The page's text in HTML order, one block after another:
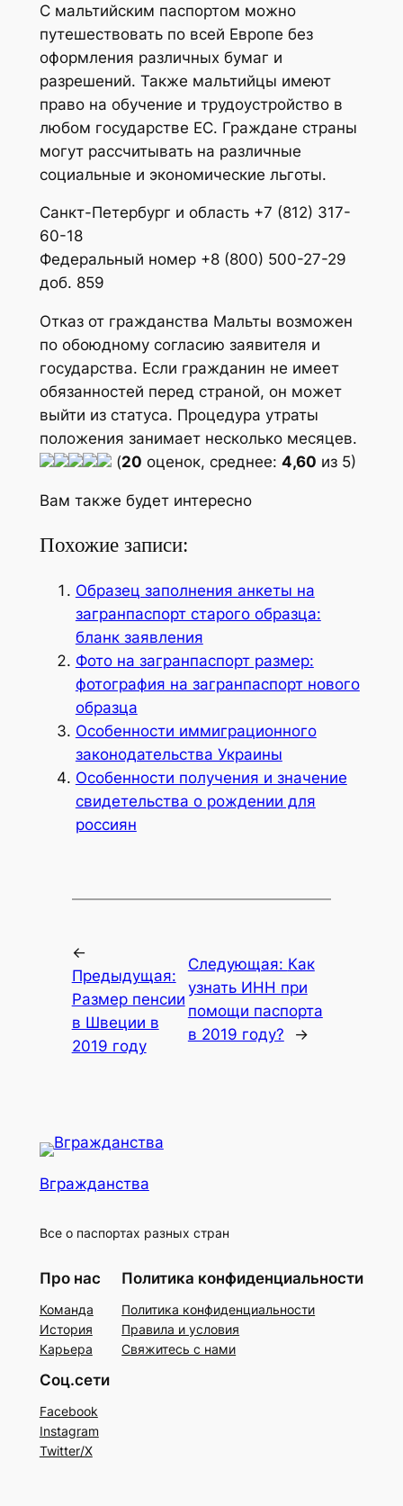
С мальтийским паспортом можно
путешествовать по всей Европе без
оформления различных бумаг и
разрешений. Также мальтийцы имеют
право на обучение и трудоустройство в
любом государстве ЕС. Граждане страны
могут рассчитывать на различные
социальные и экономические льготы.
Санкт-Петербург и область +7 (812) 317-
60-18
Федеральный номер +8 (800) 500-27-29
доб. 859
Отказ от гражданства Мальты возможен
по обоюдному согласию заявителя и
государства. Если гражданин не имеет
обязанностей перед страной, он может
выйти из статуса. Процедура утраты
положения занимает несколько месяцев.
(20 оценок, среднее: 4,60 из 5)
Вам также будет интересно
Похожие записи:
Образец заполнения анкеты на
загранпаспорт старого образца:
бланк заявления
Фото на загранпаспорт размер:
фотография на загранпаспорт нового
образца
Особенности иммиграционного
законодательства Украины
Особенности получения и значение
свидетельства о рождении для
россиян
←
Предыдущая:
Размер пенсии
в Швеции в
2019 году
Следующая: Как
узнать ИНН при
помощи паспорта
в 2019 году?
→
Вгражданства
Все о паспортах разных стран
Про нас
Команда
История
Карьера
Политика конфиденциальности
Политика конфиденциальности
Правила и условия
Свяжитесь с нами
Соц.сети
Facebook
Instagram
Twitter/X